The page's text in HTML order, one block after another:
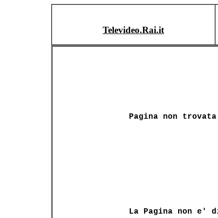
Televideo.Rai.it
Pagina non trovata
La Pagina non e'